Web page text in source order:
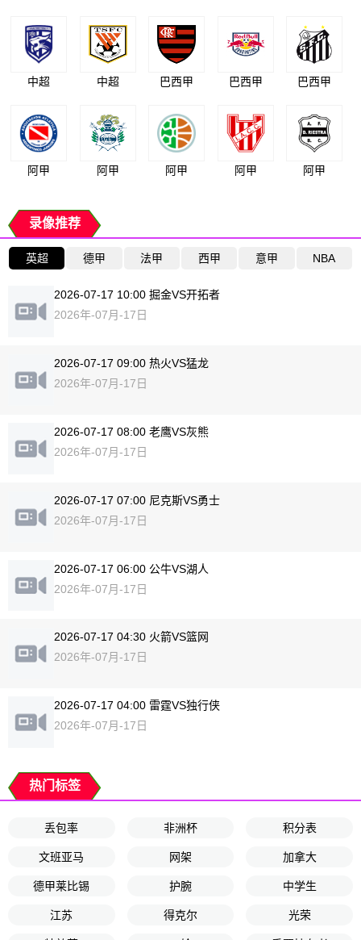
中超 中超 巴西甲 巴西甲 巴西甲
阿甲 阿甲 阿甲 阿甲 阿甲
录像推荐
英超 德甲 法甲 西甲 意甲 NBA
2026-07-17 10:00 掘金VS开拓者
2026年-07月-17日
2026-07-17 09:00 热火VS猛龙
2026年-07月-17日
2026-07-17 08:00 老鹰VS灰熊
2026年-07月-17日
2026-07-17 07:00 尼克斯VS勇士
2026年-07月-17日
2026-07-17 06:00 公牛VS湖人
2026年-07月-17日
2026-07-17 04:30 火箭VS篮网
2026年-07月-17日
2026-07-17 04:00 雷霆VS独行侠
2026年-07月-17日
热门标签
丢包率 非洲杯 积分表
文班亚马 网架 加拿大
德甲莱比锡 护腕 中学生
江苏 得克尔 光荣